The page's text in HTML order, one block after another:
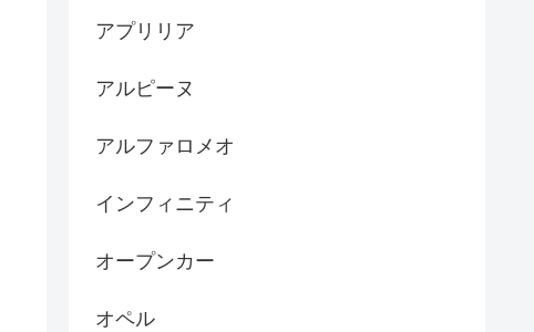
アプリリア
アルピーヌ
アルファロメオ
インフィニティ
オープンカー
オペル